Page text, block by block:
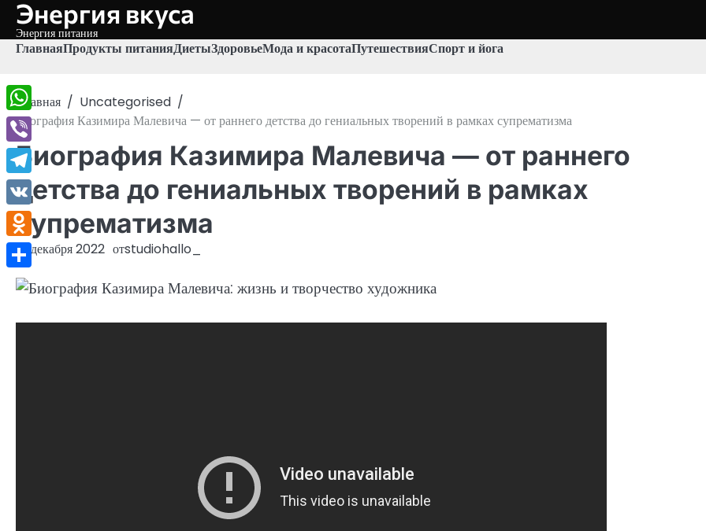
Перейти
содержимому
Энергия вкуса
Энергия питания
ГлавнаяПродукты питанияДиетыЗдоровьеМода и красотаПутешествияСпорт и йога
Главная
Uncategorised
Биография Казимира Малевича — от раннего детства до гениальных творений в рамках супрематизма
Биография Казимира Малевича — от раннего
детства до гениальных творений в рамках
супрематизма
10 декабря 2022 отstudiohallo_
WhatsApp
Viber
Telegram
VK
Odnoklassniki
Отправить